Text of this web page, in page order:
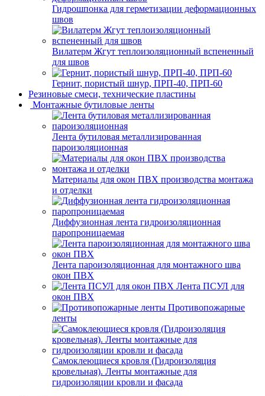
Гидрошпонка для герметизации деформационных
швов
Вилатерм Жгут теплоизоляционный вспененный
для швов
Гернит, пористый шнур, ПРП-40, ПРП-60
Резиновые смеси, технические пластины
Монтажные бутиловые ленты
Лента бутиловая металлизированная
пароизоляционная
Материалы для окон ПВХ производства монтажа
и отделки
Диффузионная лента гидроизоляционная
паропроницаемая
Лента пароизоляционная для монтажного шва
окон ПВХ
Лента ПСУЛ для
окон ПВХ
Противопожарные
ленты
Самоклеющиеся кровля (Гидроизоляция
кровельная). Ленты монтажные для
гидроизоляции кровли и фасада